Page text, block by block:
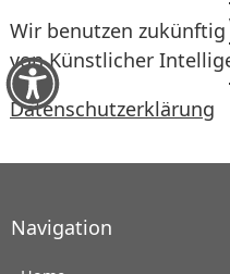
Wir benutzen
von Künstlicher
Datenschutzerklärung
Navigation